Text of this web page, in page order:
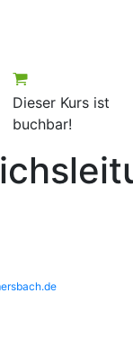
Dieser Kurs ist
buchbar!